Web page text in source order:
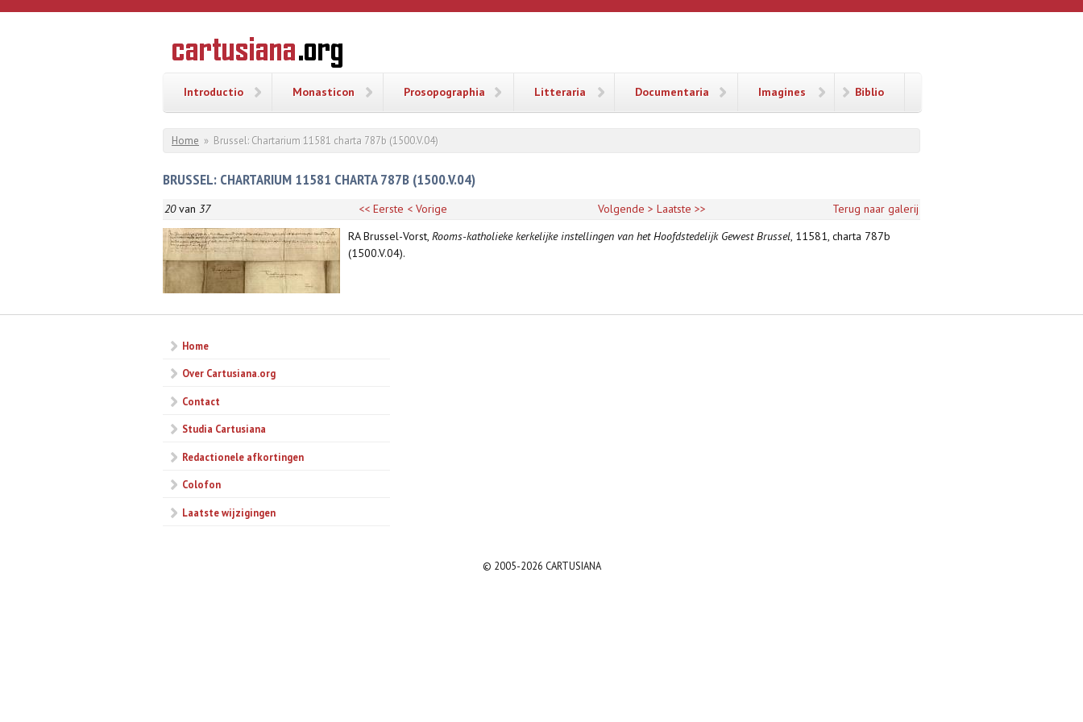
Overslaan en naar de inhoud gaan
CARTUSIANA
Geschiedenis
van de
Introductio Monasticon Prosopographia Litteraria Documentaria Imagines Biblio
U bent hier
Home » Brussel: Chartarium 11581 charta 787b (1500.V.04)
BRUSSEL: CHARTARIUM 11581 CHARTA 787B (1500.V.04)
20van 37 << Eerste < Vorige Volgende > Laatste >>
Terug naar galerij
RA Brussel-Vorst, Rooms-katholieke kerkelijke instellingen van het Hoofdstedelijk Gewest Brussel, 11581, charta 787b
(1500.V.04).
Home
Over Cartusiana.org
Contact
Studia Cartusiana
Redactionele afkortingen
Colofon
Laatste wijzigingen
© 2005-2026 CARTUSIANA